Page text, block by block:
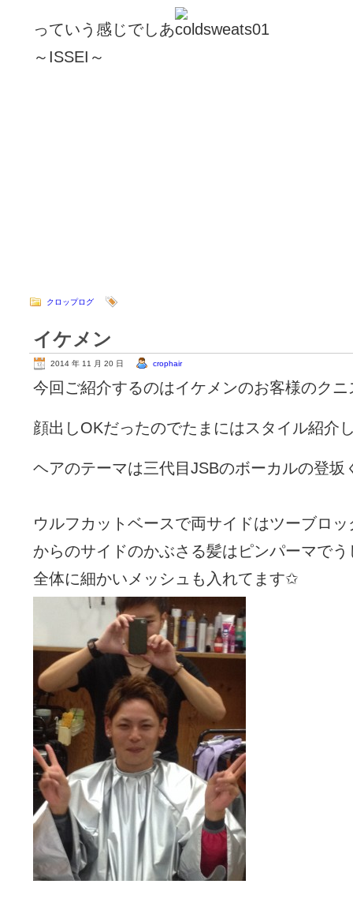
っていう感じでしあ
～ISSEI～
クロップログ
イケメン
2014 年 11 月 20 日 crophair
今回ご紹介するのはイケメンのお客様のク
顔出しOKだったのでたまにはスタイル紹介
ヘアのテーマは三代目JSBのボーカルの登坂
ウルフカットベースで両サイドはツーブロ
からのサイドのかぶさる髪はピンパーマで
全体に細かいメッシュも入れてます✩